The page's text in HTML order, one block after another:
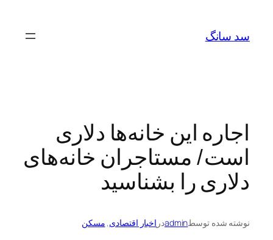
محتواسد سانگ
اجاره این خانه‌ها دلاری
است/ مستاجران خانه‌های
دلاری را بشناسید
نوشته شده توسطadminدر اخبار اقتصادی, مسکن